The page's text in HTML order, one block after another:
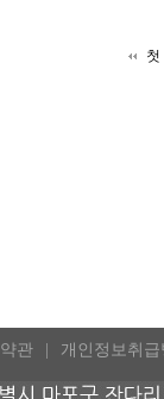
첫
관 개인정보취급